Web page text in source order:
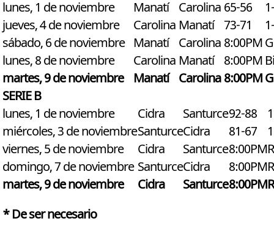
lunes, 1 de noviembre Manatí Carolina 65-56
jueves, 4 de noviembre
Carolina Manatí 73-71
sábado, 6 de noviembre Manatí Carolina 8:00PM
lunes, 8 de noviembre
Carolina Manatí 8:00PM
martes, 9 de noviembre
Manatí Carolina8:00PM
SERIE B
lunes, 1 de noviembre
Cidra Santurce92-88
miércoles, 3 de noviembreSanturceCidra 81-67
viernes, 5 de noviembre
Cidra Santurce8:00PM
domingo, 7 de noviembre SanturceCidra 8:00PM
martes, 9 de noviembre
Cidra Santurce8:00PM
* De ser necesario